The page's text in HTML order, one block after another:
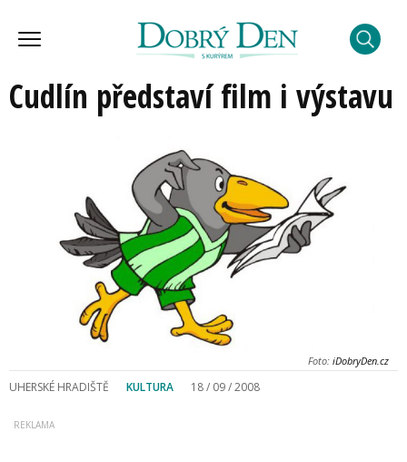
Cudlín představí film i výstavu
Foto: iDobryDen.cz
UHERSKÉ HRADIŠTĚ KULTURA 18 / 09 / 2008